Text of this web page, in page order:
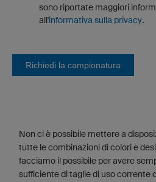
sono riportate maggiori
all'informativa sulla privacy.
Richiedi la campionatura
Non ci è possibile mettere a
tutte le combinazioni di colori e
facciamo il possibile per avere
sufficiente di taglie di uso corrente